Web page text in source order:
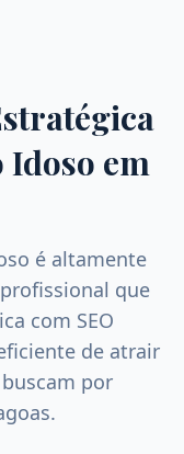
Idoso em
é altamente
que
com SEO
de atrair
por
.